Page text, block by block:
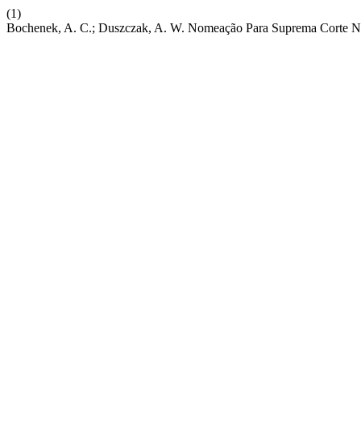
(1)
Bochenek, A. C.; Duszczak, A. W. Nomeação Para Suprema Corte